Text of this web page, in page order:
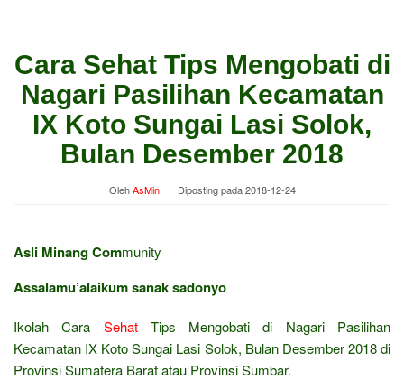
Cara Sehat Tips Mengobati di
Nagari Pasilihan Kecamatan
IX Koto Sungai Lasi Solok,
Bulan Desember 2018
OlehAsMin Diposting pada2018-12-24
Asli Minang Community
Assalamu’alaikum sanak sadonyo
Ikolah Cara SehatTips Mengobati di Nagari Pasilihan
Kecamatan IX Koto Sungai Lasi Solok, Bulan Desember 2018 di
Provinsi Sumatera Barat atau Provinsi Sumbar.